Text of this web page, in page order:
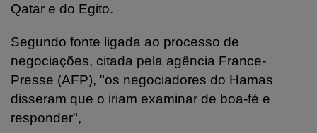
Qatar e do Egito.
Segundo fonte ligada ao processo de
negociações, citada pela agência France-
Presse (AFP), "os negociadores do Hamas
disseram que o iriam examinar de boa-fé e
responder",